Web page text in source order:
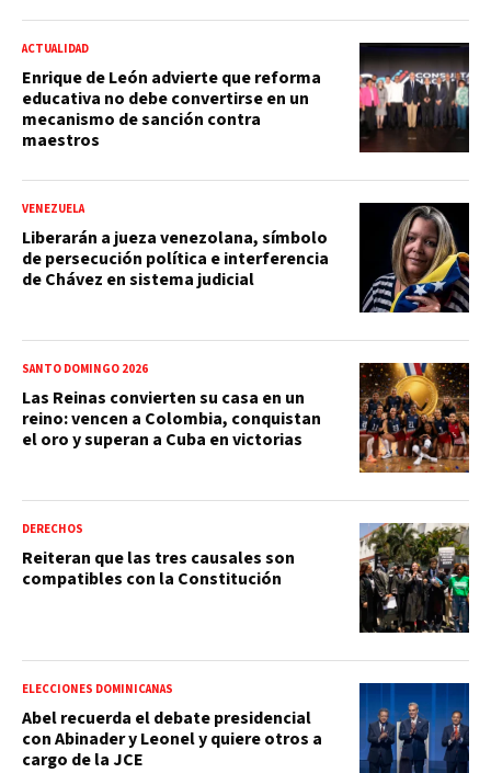
ACTUALIDAD
Enrique de León advierte que reforma
educativa no debe convertirse en un
mecanismo de sanción contra
maestros
VENEZUELA
Liberarán a jueza venezolana, símbolo
de persecución política e interferencia
de Chávez en sistema judicial
SANTO DOMINGO 2026
Las Reinas convierten su casa en un
reino: vencen a Colombia, conquistan
el oro y superan a Cuba en victorias
DERECHOS
Reiteran que las tres causales son
compatibles con la Constitución
ELECCIONES DOMINICANAS
Abel recuerda el debate presidencial
con Abinader y Leonel y quiere otros a
cargo de la JCE